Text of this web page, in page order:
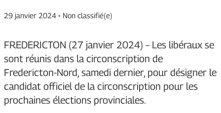
29 janvier 2024 • Non classifié(e)
FREDERICTON (27 janvier 2024) – Les libéraux se
sont réunis dans la circonscription de
Fredericton-Nord, samedi dernier, pour désigner le
candidat officiel de la circonscription pour les
prochaines élections provinciales.